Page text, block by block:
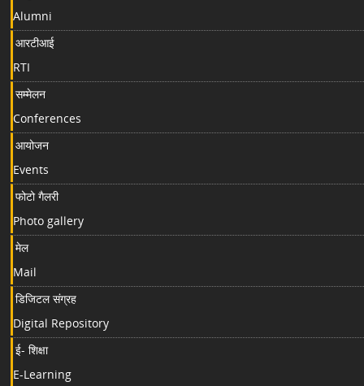
Alumni
आरटीआई
RTI
सम्मेलन
Conferences
आयोजन
Events
फोटो गैलरी
Photo gallery
मेल
Mail
डिजिटल संग्रह
Digital Repository
ई- शिक्षा
E-Learning